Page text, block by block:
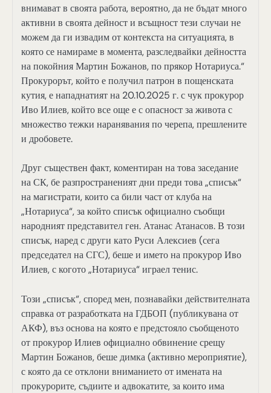
внимават в своята работа, вероятно, да не бъдат много
активни в своята дейност и всъщност тези случаи не
можем да ги извадим от контекста на ситуацията, в
която се намираме в момента, разследвайки дейността
на покойния Мартин Божанов, по прякор Нотариуса.“
Прокурорът, който е получил патрон в пощенската
кутия, е нападнатият на 20.10.2025 г. с чук прокурор
Иво Илиев, който все още е с опасност за живота с
множество тежки наранявания по черепа, прешлените
и дробовете.
Друг съществен факт, коментиран на това заседание
на СК, бе разпространеният дни преди това „списък“
на магистрати, които са били част от клуба на
„Нотариуса“, за който списък официално съобщи
народният представител ген. Атанас Атанасов. В този
списък, наред с други като Руси Алексиев (сега
председател на СГС), беше и името на прокурор Иво
Илиев, с когото „Нотариуса“ играел тенис.
Този „списък“, според мен, познавайки действителната
справка от разработката на ГДБОП (публикувана от
АКФ), въз основа на която е предстояло съобщеното
от прокурор Илиев официално обвинение срещу
Мартин Божанов, беше димка (активно мероприятие),
с която да се отклони вниманието от имената на
прокурорите, съдиите и адвокатите, за които има